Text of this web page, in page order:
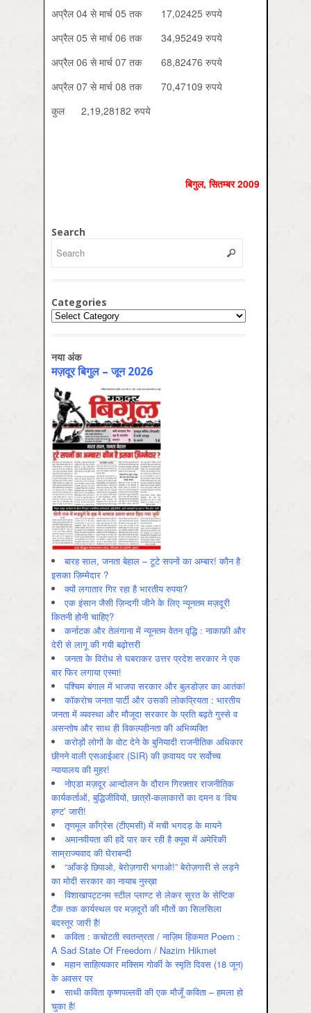
अप्रैल 04 से मार्च 05 तक 17,02425 रुपये
अप्रैल 05 से मार्च 06 तक 34,95249 रुपये
अप्रैल 06 से मार्च 07 तक 68,82476 रुपये
अप्रैल 07 से मार्च 08 तक 70,47109 रुपये
कुल 2,19,28182 रुपये
बिगुल, सितम्‍बर 2009
Search
Categories
Categories
नया अंक
मज़दूर बिगुल – जून 2026
बारह साल, जनता बेहाल – टूटे सपनों का अम्बार! कौन है
इसका ज़िम्मेदार ?
क्यों लगातार गिर रहा है भारतीय रुपया?
एक इंसान जैसी ज़िन्दगी जीने के लिए न्यूनतम मज़दूरी
कितनी होनी चाहिए?
कर्नाटक और तेलंगाना में न्यूनतम वेतन वृद्धि : नाकाफ़ी और
देरी से लागू की गयी बढ़ोत्तरी
जनता के विरोध से घबराकर उत्तर प्रदेश सरकार ने एक
बार फिर लगाया एस्मा!
पश्चिम बंगाल में भाजपा सरकार और बुलडोज़र का आतंक!
कॉकरोच जनता पार्टी और उसकी लोकप्रियता : भारतीय
जनता में व्‍यवस्‍था और मौजूदा सरकार के प्रति बढ़ते गुस्‍से व
असन्‍तोष और साथ ही विकल्‍पहीनता की अभिव्‍यक्ति
करोड़ों लोगों के वोट देने के बुनियादी राजनीतिक अधिकार
छीनने वाली एसआईआर (SIR) की क़वायद पर सर्वोच्च
न्यायालय की मुहर!
नोएडा मज़दूर आन्दोलन के दौरान गिरफ़्तार राजनीतिक
कार्यकर्ताओं, बुद्धिजीवियों, छात्रों-कलाकारों का दमन व ‘विच
हण्ट’ जारी!
तृणमूल काँग्रेस (टीएमसी) में मची भगदड़ के मायने
अमानवीयता की हदें पार कर रही है क्यूबा में अमेरिकी
साम्राज्यवाद की घेराबन्दी
“आँकड़े छिपाओ, बेरोज़गारी भगाओ!” बेरोज़गारी से लड़ने
का मोदी सरकार का नायाब नुस्ख़ा
विशाखापट्टनम स्टील प्लाण्ट से लेकर सूरत के सेप्टिक
टैंक तक कार्यस्थल पर मज़दूरों की मौतों का सिलसिला
बदस्तूर जारी है!
कविता : कचोटती स्वतन्त्रता / नाज़िम हिकमत Poem :
A Sad State Of Freedom / Nazim Hikmet
महान साहित्यकार मक्सिम गोर्की के स्मृति दिवस (18 जून)
के अवसर पर
साथी कविता कृष्णपल्लवी की एक मौजूँ कविता – हमला हो
चुका है!